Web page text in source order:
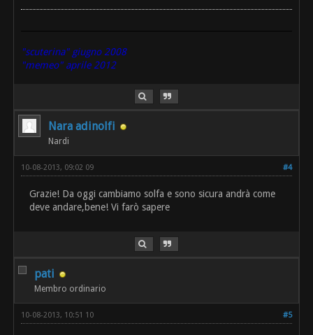
"scuterina" giugno 2008
"memeo" aprile 2012
Nara adinolfi
Nardi
#4
10-08-2013, 09:02 09
Grazie! Da oggi cambiamo solfa e sono sicura andrà come
deve andare,bene! Vi farò sapere
pati
Membro ordinario
#5
10-08-2013, 10:51 10